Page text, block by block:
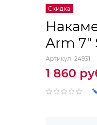
Скидка
Arm 7"
Артикул: 24931
1 860